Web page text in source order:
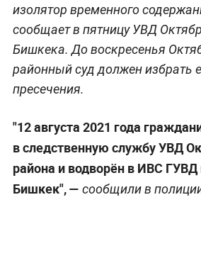
изолятор временного
сообщает в пятницу УВД
Бишкека. До воскресенья
районный суд должен избрать
пресечения.
"12 августа 2021 года
в следственную службу УВД
района и водворён в ИВС ГУВД
Бишкек", — сообщили в